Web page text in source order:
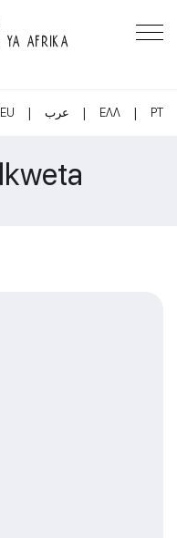
YA AFRIKA
| عرب | ΕΛΛ | PT